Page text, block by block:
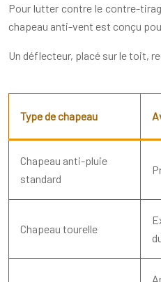
Pour lutter contre le contre-
chapeau anti-vent est conçu
Un déflecteur, placé sur le toit,
Type de chapeau
Chapeau anti-pluie
standard
Chapeau tourelle